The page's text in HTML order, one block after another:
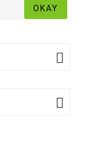
OKAY

